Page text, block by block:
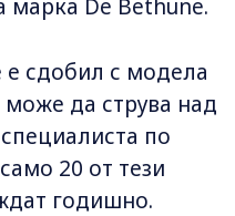
марка De Bethune.
е сдобил с модела
може да струва над
по
20 от тези
годишно.